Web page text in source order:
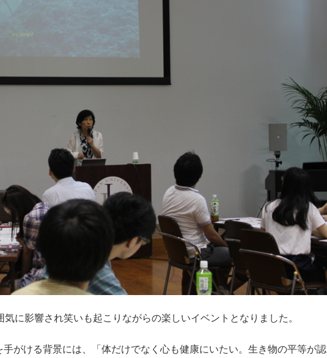
に影響され笑いも起こりながらの楽しいイベントとなりました。
がける背景には、「体だけでなく心も健康にいたい。生き物の平等が認